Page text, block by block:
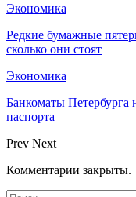
Экономика
Редкие бумажные
сколько они стоят
Экономика
Банкоматы Петербурга
паспорта
Prev Next
Комментарии закрыты.